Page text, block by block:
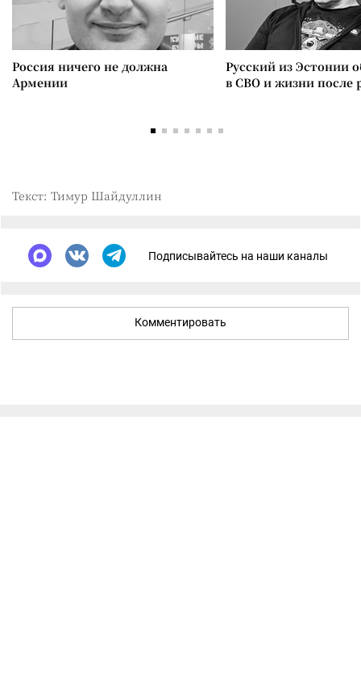
Россия ничего не должна
Армении
Русский из Эстонии
в СВО и жизни после
Текст: Тимур Шайдуллин
Подписывайтесь на наши каналы
Комментировать